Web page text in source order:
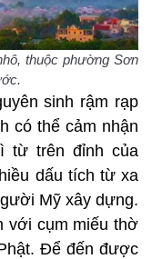
thuộc phường Sơn
sinh rậm rạp
có thể cảm nhận
từ trên đỉnh của
dấu tích từ xa
Mỹ xây dựng.
với cụm miếu thờ
Để đến được